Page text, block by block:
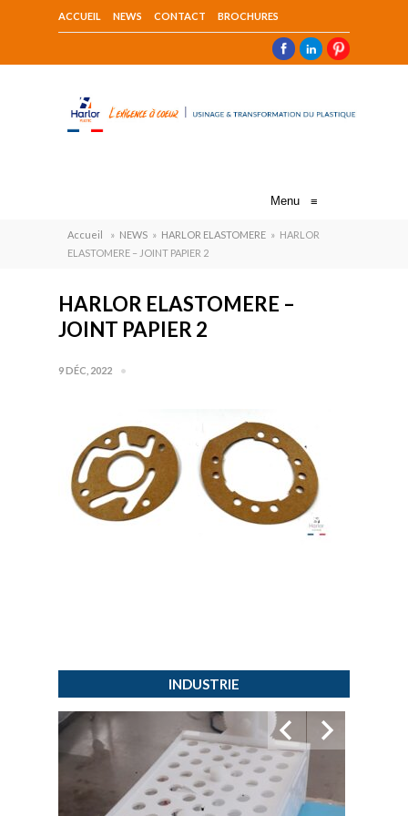
ACCUEIL NEWS CONTACT BROCHURES
Menu ≡
Accueil » NEWS » HARLOR ELASTOMERE » HARLOR
ELASTOMERE – JOINT PAPIER 2
HARLOR ELASTOMERE –
JOINT PAPIER 2
9 DÉC, 2022
INDUSTRIE